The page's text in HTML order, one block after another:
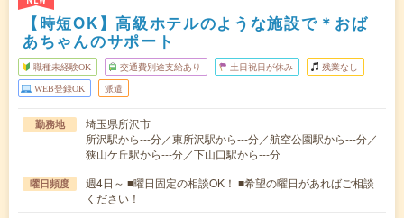
【時短OK】高級ホテルのような施設で＊おば
あちゃんのサポート
職種未経験OK 交通費別途支給あり 土日祝日が休み 残業なし
WEB登録OK 派遣
勤務地
埼玉県所沢市
所沢駅から---分／東所沢駅から---分／航空公園駅から---分／
狭山ケ丘駅から---分／下山口駅から---分
曜日頻度
週4日～ ■曜日固定の相談OK！ ■希望の曜日があればご相談
ください！